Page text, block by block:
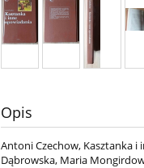
Opis
Antoni Czechow, Kasztanka i
Dąbrowska, Maria